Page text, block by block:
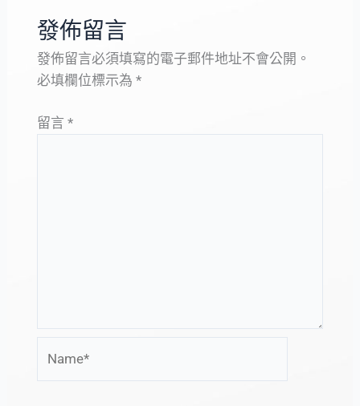
發佈留言
發佈留言必須填寫的電子郵件地址不會公開。
必填欄位標示為 *
留言 *